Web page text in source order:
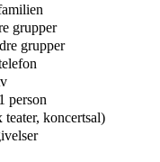
grupper
grupper
person
koncertsal)